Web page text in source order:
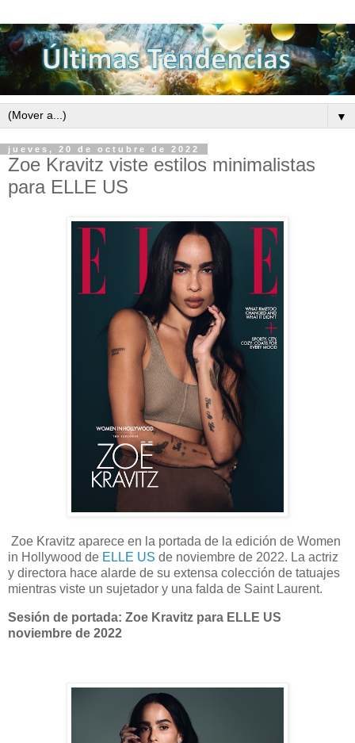
▼
jueves, 20 de octubre de 2022
Zoe Kravitz viste estilos minimalistas
para ELLE US
Zoe Kravitz aparece en la portada de la edición de Women
in Hollywood de ELLE US de noviembre de 2022. La actriz
y directora hace alarde de su extensa colección de tatuajes
mientras viste un sujetador y una falda de Saint Laurent.
Sesión de portada: Zoe Kravitz para ELLE US
noviembre de 2022